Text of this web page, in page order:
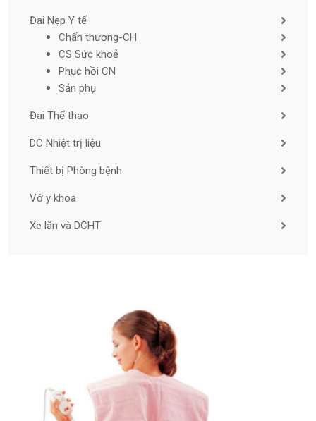
Đai Nẹp Y tế
Chấn thương-CH
CS Sức khoẻ
Phục hồi CN
Sản phụ
Đai Thể thao
DC Nhiệt trị liệu
Thiết bị Phòng bệnh
Vớ y khoa
Xe lăn và DCHT